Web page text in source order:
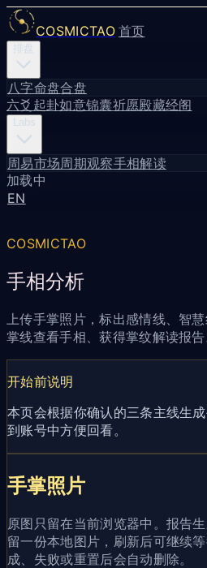
COSMICTAO 首页
排盘
八字命盘合盘
六爻起卦如意锦囊祈愿殿藏经阁
Labs
周易市场周期观察手相解读
加载中
EN
COSMICTAO
手相分析
上传手掌照片，标出感情线、智
掌线查看手相、获得掌纹解读报告
开始前说明
本页会根据你确认的三条主线生
到账号中方便回看。
手掌照片
原图只留在当前浏览器中。报告
留一份本地图片，刷新后可继续
成、失败或重置后会自动删除。